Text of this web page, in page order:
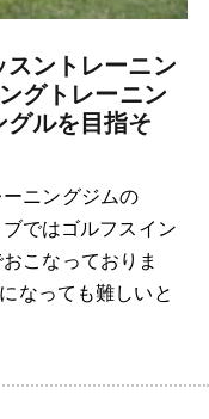
ントレーニン
グトレーニン
ルを目指そ
ニングジムの
ではゴルフスイン
こなっておりま
なっても難しいと